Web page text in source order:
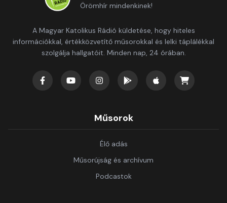
Örömhír mindenkinek!
A Magyar Katolikus Rádió küldetése, hogy hiteles
információkkal, értékközvetítő műsorokkal és lelki táplálékkal
szolgálja hallgatóit. Minden nap, 24 órában.
Műsorok
Élő adás
Műsorújság és archívum
Podcastok